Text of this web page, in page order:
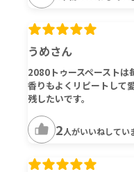
うめさん
2080トゥースペーストは
香りもよくリピートして
残したいです。
2人がいいねしてい